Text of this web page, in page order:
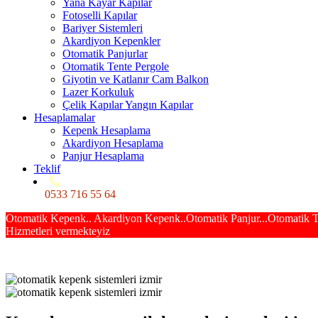
Fotoselli Kapılar
Bariyer Sistemleri
Akardiyon Kepenkler
Otomatik Panjurlar
Otomatik Tente Pergole
Giyotin ve Katlanır Cam Balkon
Lazer Korkuluk
Çelik Kapılar Yangın Kapılar
Hesaplamalar
Kepenk Hesaplama
Akardiyon Hesaplama
Panjur Hesaplama
Teklif
0533 716 55 64
Otomatik Kepenk.. Akardiyon Kepenk..Otomatik Panjur...Otomatik
Hizmetleri vermekteyiz